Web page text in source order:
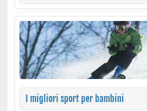
I migliori sport per bambini